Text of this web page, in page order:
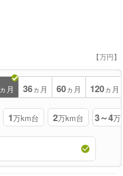
【万円】
ヵ月 36ヵ月 60ヵ月 120ヵ月
1万km台 2万km台 3～4万